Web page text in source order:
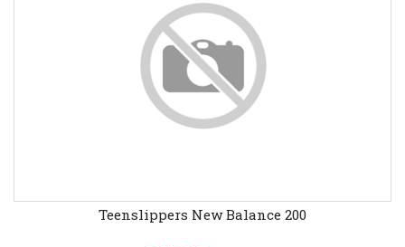
Teenslippers New Balance 200